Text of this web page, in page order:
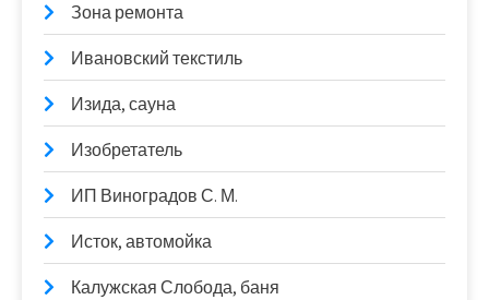
Зона ремонта
Ивановский текстиль
Изида, сауна
Изобретатель
ИП Виноградов С. М.
Исток, автомойка
Калужская Слобода, баня